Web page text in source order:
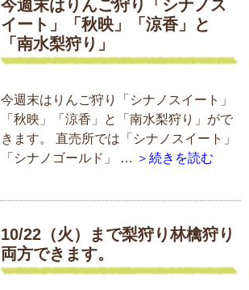
今週末はりんご狩り「シナノス
イート」「秋映」「涼香」と
「南水梨狩り」
今週末はりんご狩り「シナノスイート」
「秋映」「涼香」と「南水梨狩り」がで
きます。 直売所では「シナノスイート」
「シナノゴールド」 … ＞続きを読む
10/22（火）まで梨狩り林檎狩り
両方できます。